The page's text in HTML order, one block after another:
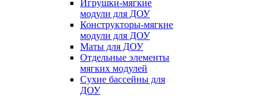
Игрушки-мягкие
модули для ДОУ
Конструкторы-мягкие
модули для ДОУ
Маты для ДОУ
Отдельные элементы
мягких модулей
Сухие бассейны для
ДОУ